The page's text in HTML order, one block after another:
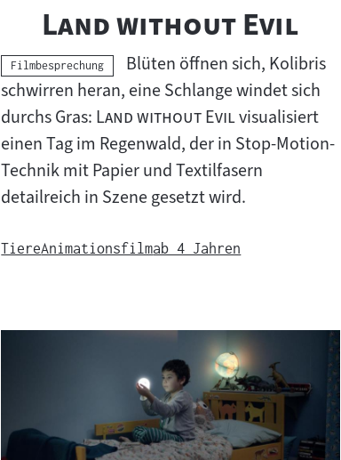
"
Land without Evil"
Kategorie:
Filmbesprechung
Blüten öffnen sich, Kolibris
schwirren heran, eine Schlange windet sich
durchs Gras: "
Land without Evil"visualisiert
einen Tag im Regenwald, der in Stop-Motion-
Technik mit Papier und Textilfasern
detailreich in Szene gesetzt wird.
TiereAnimationsfilmab 4 Jahren